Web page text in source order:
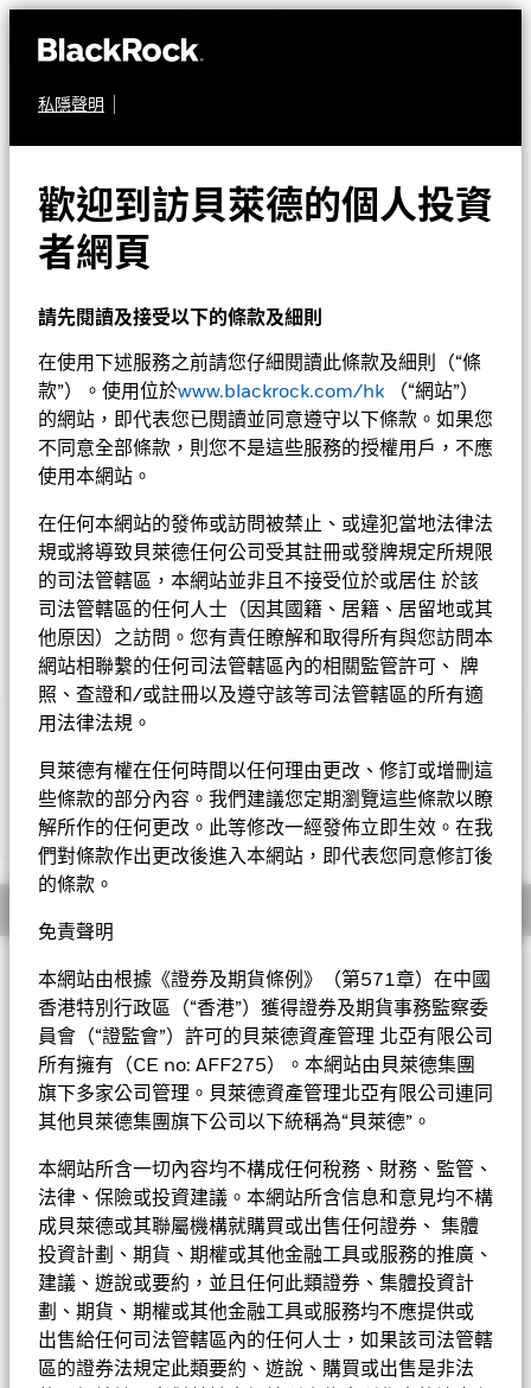
私隱聲明
歡迎到訪貝萊德的個人投資
者網頁
請先閱讀及接受以下的條款及細則
在使用下述服務之前請您仔細閱讀此條款及細則（“條
款”）。使用位於www.blackrock.com/hk （“網站”）
的網站，即代表您已閱讀並同意遵守以下條款。如果您
不同意全部條款，則您不是這些服務的授權用戶，不應
使用本網站。
在任何本網站的發佈或訪問被禁止、或違犯當地法律法
規或將導致貝萊德任何公司受其註冊或發牌規定所規限
的司法管轄區，本網站並非且不接受位於或居住 於該
司法管轄區的任何人士（因其國籍、居籍、居留地或其
他原因）之訪問。您有責任瞭解和取得所有與您訪問本
網站相聯繫的任何司法管轄區內的相關監管許可、 牌
照、查證和/或註冊以及遵守該等司法管轄區的所有適
用法律法規。
貝萊德有權在任何時間以任何理由更改、修訂或增刪這
些條款的部分內容。我們建議您定期瀏覽這些條款以瞭
解所作的任何更改。此等修改一經發佈立即生效。在我
們對條款作出更改後進入本網站，即代表您同意修訂後
的條款。
免責聲明
本網站由根據《證券及期貨條例》（第571章）在中國
香港特別行政區（“香港”）獲得證券及期貨事務監察委
員會（“證監會”）許可的貝萊德資產管理 北亞有限公司
所有擁有（CE no: AFF275）。本網站由貝萊德集團
旗下多家公司管理。貝萊德資產管理北亞有限公司連同
其他貝萊德集團旗下公司以下統稱為“貝萊德”。
本網站所含一切內容均不構成任何稅務、財務、監管、
法律、保險或投資建議。本網站所含信息和意見均不構
成貝萊德或其聯屬機構就購買或出售任何證券、 集體
投資計劃、期貨、期權或其他金融工具或服務的推廣、
建議、遊說或要約，並且任何此類證券、集體投資計
劃、期貨、期權或其他金融工具或服務均不應提供或
出售給任何司法管轄區內的任何人士，如果該司法管轄
區的證券法規定此類要約、遊說、購買或出售是非法
股票
貝萊德亞洲巨龍基金
淨值截至 2026年8月7日
EUR 72.27
52週波幅 52.49 - 79.72
1天淨值變動截至 2026年8月7日
EUR 0.61 (0.85%)
重要提示︰
• 基金投資於股票，較大的股票價值波動可招致重大虧損。基金
投資於若干新興市場，可能需承受政治、稅務、經濟、社會及外匯
因素產生的風險。
• 基金需承受貨幣匯率風險、對外資限制的風險、投資集中於亞
洲（日本除外）的風險、小型公司的波動性及流動性風險。
• 基金可運用衍生工具作對沖及投資用途。然而，不會廣泛用作
• 基金價值可升可跌，且可於短期內反覆，投資者或有可能損失
• 投資者不應單憑此文件作投資決定。投資者應參閱基金章程及
產品資料概要以了解風險因素等詳情。
顯示全部
投資目標
亞洲巨龍基金以盡量提高總回報為目標。基金將不少於
70%的總資產投資於在亞洲（日本除外）註冊或從事大部
份經濟活動的公司之股本證券。
捕捉新亞洲機遇的靈活核心策
略
核心股票策略
務求於不斷變動的市場環境下跑贏大市